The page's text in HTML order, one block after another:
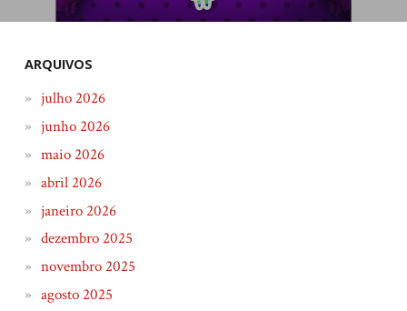
ARQUIVOS
julho 2026
junho 2026
maio 2026
abril 2026
janeiro 2026
dezembro 2025
novembro 2025
agosto 2025